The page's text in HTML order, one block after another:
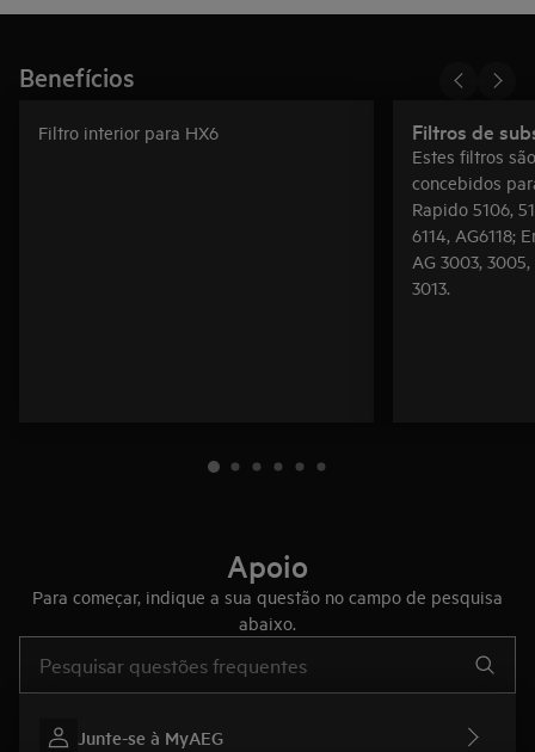
Benefícios
Filtro interior para HX6 Filtros de
Estes filtros
concebidos
Rapido 5106,
6114, AG6118;
AG 3003, 3005,
3013.
Apoio
Para começar, indique a sua questão no campo de pesquisa
abaixo.
Junte-se à MyAEG